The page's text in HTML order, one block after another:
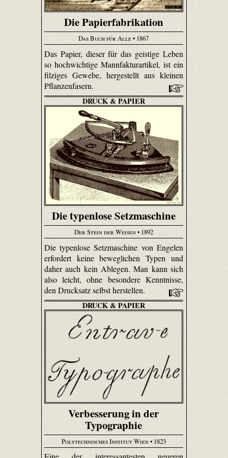
Die Papierfabrikation
Das Buch für Alle• 1867
Das Papier, dieser für das geistige Leben
so hochwichtige Mannfaktur­artikel, ist ein
filziges Gewebe, hergestellt aus kleinen
Pflanzenfasern.
DRUCK & PAPIER
Die typenlose Setzmaschine
Der Stein der Weisen• 1892
Die typenlose Setzmaschine von Engelen
erfordert keine beweglichen Typen und
daher auch kein Ablegen. Man kann sich
also leicht, ohne besondere Kenntnisse,
den Drucksatz selbst herstellen.
DRUCK & PAPIER
Verbesserung in der
Typographie
Polytechnisches Institut Wien• 1823